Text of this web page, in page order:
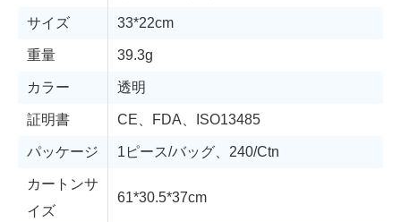
サイズ 33*22cm
重量 39.3g
カラー 透明
証明書 CE、FDA、ISO13485
パッケージ 1ピース/バッグ、240/Ctn
カートンサ
イズ
61*30.5*37cm